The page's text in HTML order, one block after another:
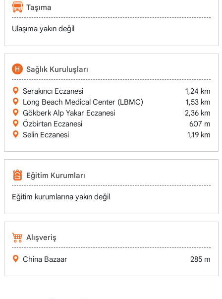
Taşıma
Ulaşıma yakın değil
Sağlık Kuruluşları
Serakıncı Eczanesi
1,24 km
Long Beach Medical Center (LBMC)
1,53 km
Gökberk Alp Yakar Eczanesi
2,36 km
Özbirtan Eczanesi
607 m
Selin Eczanesi
1,19 km
Eğitim Kurumları
Eğitim kurumlarına yakın değil
Alışveriş
China Bazaar 285 m